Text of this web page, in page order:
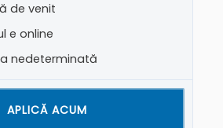
de venit
e online
nedeterminată
APLICĂ ACUM